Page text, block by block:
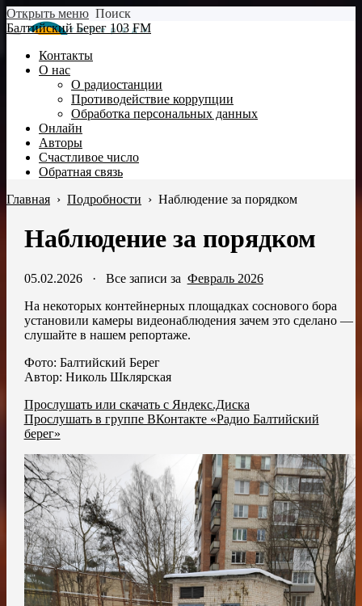
Открыть меню Поиск
Балтийский Берег 103 FM
Контакты
О нас
О радиостанции
Противодействие коррупции
Обработка персональных данных
Онлайн
Авторы
Счастливое число
Обратная связь
Главная › Подробности › Наблюдение за порядком
Наблюдение за порядком
05.02.2026· Все записи за Февраль 2026
На некоторых контейнерных площадках соснового бора
установили камеры видеонаблюдения зачем это сделано —
слушайте в нашем репортаже.
Фото: Балтийский Берег
Автор: Николь Шклярская
Прослушать или скачать с Яндекс.Диска
Прослушать в группе ВКонтакте «Радио Балтийский
берег»